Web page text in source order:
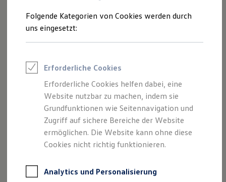
Kühlfahrzeuge
Feuerwehr
ONE Business ID Vorteile
Fahrzeuge online kaufen
Digitaler Marktplatz
Kauf & Finanzierung
Online-Fahrzeugbewertung
Aktionen & Angebote
E-Auto-Förderung
Für Privatkunden
Für Gewerbekunden
Profi Paket
ProfiPartner für Gebrauchtwagen
Folgende Kategorien von Cookies werden durch
uns eingesetzt:
Erforderliche Cookies
Erforderliche Cookies helfen dabei, eine
Website nutzbar zu machen, indem sie
Grundfunktionen wie Seitennavigation und
Zugriff auf sichere Bereiche der Website
ermöglichen. Die Website kann ohne diese
Cookies nicht richtig funktionieren.
Analytics und Personalisierung